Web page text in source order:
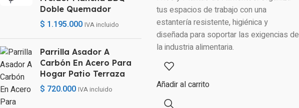
Doble Quemador
$ 1.195.000 IVA incluido
Parrilla Asador A
Carbón En Acero Para
Hogar Patio Terraza
$ 720.000 IVA incluido
tus espacios de trabajo con una
estantería resistente, higiénica y
diseñada para soportar las exigencias de
la industria alimentaria.
Añadir al carrito